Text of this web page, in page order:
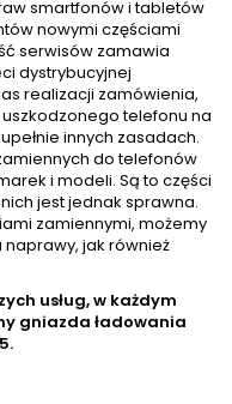
smartfonów i tabletów
nowymi częściami
serwisów zamawia
dystrybucyjnej
realizacji zamówienia,
telefonu na
innych zasadach.
do telefonów
i modeli. Są to części
jest jednak sprawna.
zamiennymi, możemy
jak również
usług, w każdym
gniazda ładowania